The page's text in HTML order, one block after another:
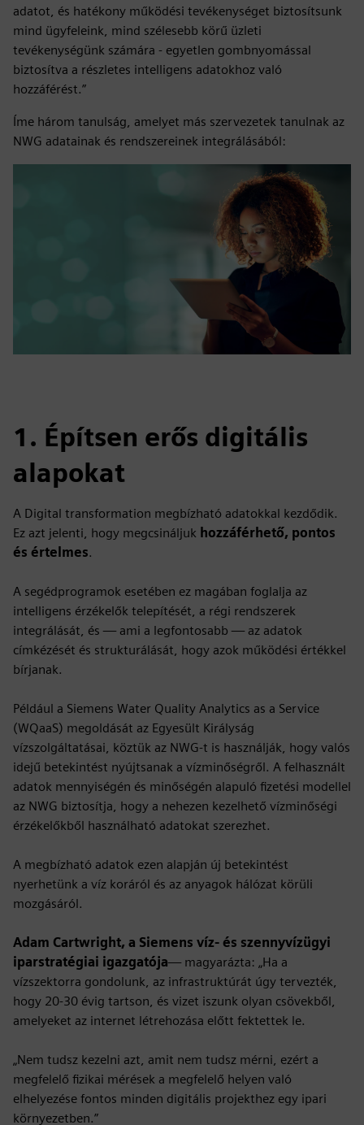
adatot, és hatékony működési tevékenységet biztosítsunk
mind ügyfeleink, mind szélesebb körű üzleti
tevékenységünk számára - egyetlen gombnyomással
biztosítva a részletes intelligens adatokhoz való
hozzáférést.”
Íme három tanulság, amelyet más szervezetek tanulnak az
NWG adatainak és rendszereinek integrálásából:
1. Építsen erős digitális
alapokat
A Digital transformation megbízható adatokkal kezdődik.
Ez azt jelenti, hogy megcsináljuk hozzáférhető, pontos
és értelmes.
A segédprogramok esetében ez magában foglalja az
intelligens érzékelők telepítését, a régi rendszerek
integrálását, és — ami a legfontosabb — az adatok
címkézését és strukturálását, hogy azok működési értékkel
bírjanak.
Például a Siemens Water Quality Analytics as a Service
(WQaaS) megoldását az Egyesült Királyság
vízszolgáltatásai, köztük az NWG-t is használják, hogy valós
idejű betekintést nyújtsanak a vízminőségről. A felhasznált
adatok mennyiségén és minőségén alapuló fizetési modellel
az NWG biztosítja, hogy a nehezen kezelhető vízminőségi
érzékelőkből használható adatokat szerezhet.
A megbízható adatok ezen alapján új betekintést
nyerhetünk a víz koráról és az anyagok hálózat körüli
mozgásáról.
Adam Cartwright, a Siemens víz- és szennyvízügyi
iparstratégiai igazgatója— magyarázta: „Ha a
vízszektorra gondolunk, az infrastruktúrát úgy tervezték,
hogy 20-30 évig tartson, és vizet iszunk olyan csövekből,
amelyeket az internet létrehozása előtt fektettek le.
„Nem tudsz kezelni azt, amit nem tudsz mérni, ezért a
megfelelő fizikai mérések a megfelelő helyen való
elhelyezése fontos minden digitális projekthez egy ipari
környezetben.”